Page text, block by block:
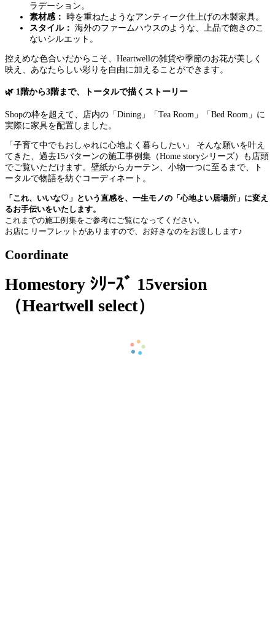
ラデーション。
素材感： 時を重ねたようなアンティーク仕上げの木製家具。
スタイル： 海外のファームハウスのような、上品で飽きのこ
ないシルエット。
控えめな色合いだからこそ、Heartwellの雑貨や季節のお花が美しく
映え、あなたらしい彩りを自由に加えることができます。
🌿 1階から3階まで、トータルで描くストーリー
Shopの枠を超えて、店内の「Dining」「Tea Room」「Bed Room」に
実際に家具を配置しました。
「子育て中でもおしゃれに心地よく暮らしたい」 そんな願いを叶え
てきた、過去15パターンの施工事例集（Home storyシリーズ）も店頭
でご覧いただけます。壁紙からカーテン、小物一つに至るまで、ト
ータルで物語を紡ぐコーディネート。
「これ、いいな♡」という直感を、一生モノの「心地よい居場所」に変え
るお手伝いをいたします。
これまでの施工例集をご参考にご覧になってください。
お店に リーフレットがありますので、お好きなのをお渡しします♪
Coordinate
Homestory ｼﾘｰｽﾞ 15version
（Heartwell select）